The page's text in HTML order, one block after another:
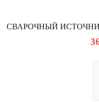
СВАРОЧНЫЙ